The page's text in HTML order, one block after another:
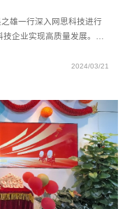
雄一行深入网思科技进行
企业实现高质量发展。中
经理倪君，广州市分行副
2024/03/21